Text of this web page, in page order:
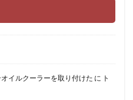
イルクーラーを取り付けた に ト